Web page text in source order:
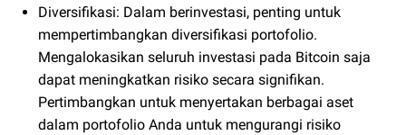
Diversifikasi: Dalam berinvestasi, penting untuk
mempertimbangkan diversifikasi portofolio.
Mengalokasikan seluruh investasi pada Bitcoin saja
dapat meningkatkan risiko secara signifikan.
Pertimbangkan untuk menyertakan berbagai aset
dalam portofolio Anda untuk mengurangi risiko